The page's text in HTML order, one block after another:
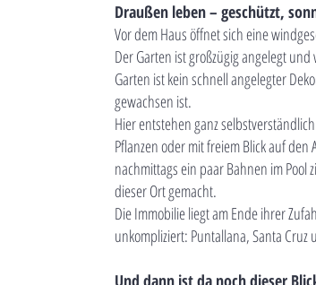
Draußen leben – geschützt,
Vor dem Haus öffnet sich eine
Der Garten ist großzügig angelegt
Garten ist kein schnell angelegter
gewachsen ist.
Hier entstehen ganz
Pflanzen oder mit freiem Blick auf
nachmittags ein paar Bahnen im
dieser Ort gemacht.
Die Immobilie liegt am Ende ihrer
unkompliziert: Puntallana, Santa
Und dann ist da noch dieser